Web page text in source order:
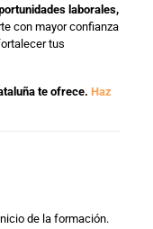
laborales,
con mayor confianza
tus
te ofrece. Haz
de la formación.